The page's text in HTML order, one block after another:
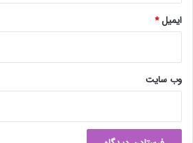
ایمیل*
وب‌ سایت